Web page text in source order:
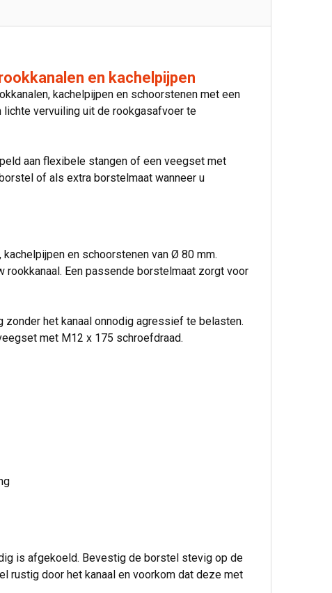
en kachelpijpen
kachelpijpen en schoorstenen met een
vervuiling uit de rookgasafvoer te
aan flexibele stangen of een veegset met
of als extra borstelmaat wanneer u
en schoorstenen van Ø 80 mm.
Een passende borstelmaat zorgt voor
het kanaal onnodig agressief te belasten.
met M12 x 175 schroefdraad.
is afgekoeld. Bevestig de borstel stevig op de
rustig door het kanaal en voorkom dat deze met